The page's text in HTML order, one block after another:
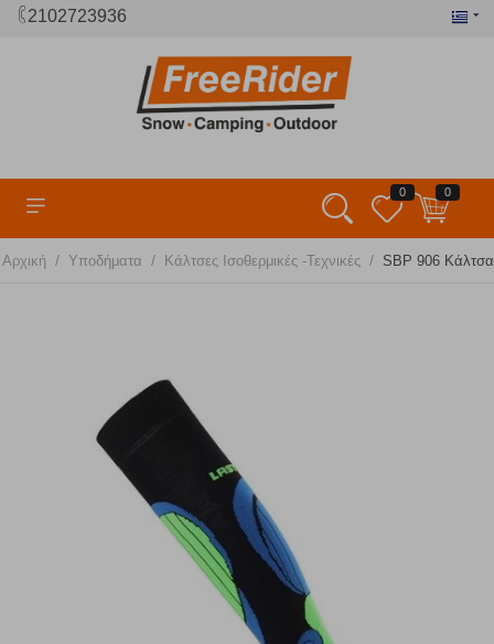
2102723936
0 0
Αρχική / Υποδήματα / Κάλτσες Ισοθερμικές -Τεχνικές / SBP 906